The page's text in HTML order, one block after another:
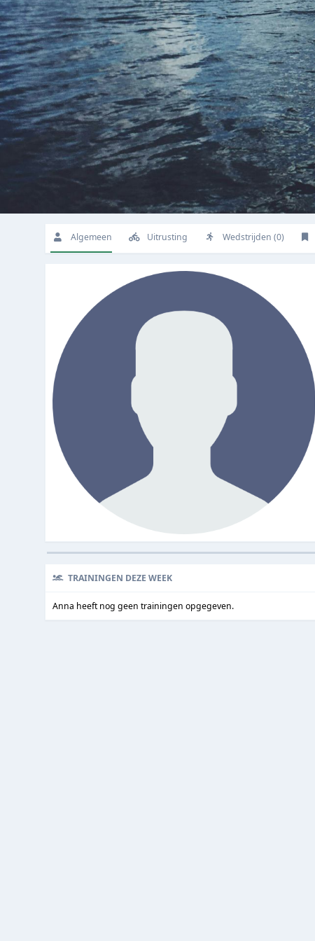
Algemeen Uitrusting Wedstrijden (0)
TRAININGEN DEZE WEEK
Anna heeft nog geen trainingen opgegeven.